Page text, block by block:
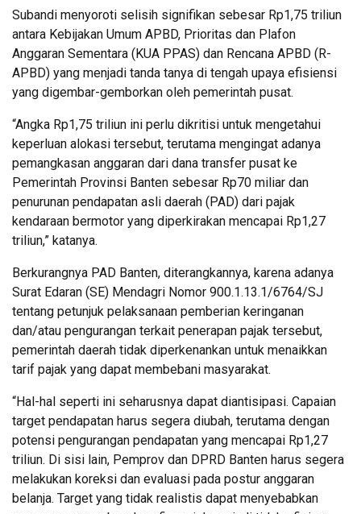
Subandi menyoroti selisih signifikan sebesar Rp1,75 triliun
antara Kebijakan Umum APBD, Prioritas dan Plafon
Anggaran Sementara (KUA PPAS) dan Rencana APBD (R-
APBD) yang menjadi tanda tanya di tengah upaya efisiensi
yang digembar-gemborkan oleh pemerintah pusat.
“Angka Rp1,75 triliun ini perlu dikritisi untuk mengetahui
keperluan alokasi tersebut, terutama mengingat adanya
pemangkasan anggaran dari dana transfer pusat ke
Pemerintah Provinsi Banten sebesar Rp70 miliar dan
penurunan pendapatan asli daerah (PAD) dari pajak
kendaraan bermotor yang diperkirakan mencapai Rp1,27
triliun,” katanya.
Berkurangnya PAD Banten, diterangkannya, karena adanya
Surat Edaran (SE) Mendagri Nomor 900.1.13.1/6764/SJ
tentang petunjuk pelaksanaan pemberian keringanan
dan/atau pengurangan terkait penerapan pajak tersebut,
pemerintah daerah tidak diperkenankan untuk menaikkan
tarif pajak yang dapat membebani masyarakat.
“Hal-hal seperti ini seharusnya dapat diantisipasi. Capaian
target pendapatan harus segera diubah, terutama dengan
potensi pengurangan pendapatan yang mencapai Rp1,27
triliun. Di sisi lain, Pemprov dan DPRD Banten harus segera
melakukan koreksi dan evaluasi pada postur anggaran
belanja. Target yang tidak realistis dapat menyebabkan